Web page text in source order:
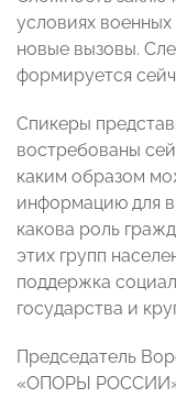
условиях
новые вызовы.
формируется
Спикеры
востребованы
каким образом
информацию для
какова роль
этих групп
поддержка
государства и
Председатель
«ОПОРЫ